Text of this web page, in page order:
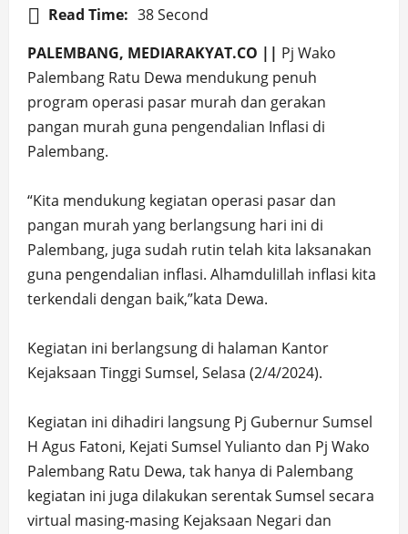
Read Time: 38 Second
PALEMBANG, MEDIARAKYAT.CO || Pj Wako
Palembang Ratu Dewa mendukung penuh
program operasi pasar murah dan gerakan
pangan murah guna pengendalian Inflasi di
Palembang.
“Kita mendukung kegiatan operasi pasar dan
pangan murah yang berlangsung hari ini di
Palembang, juga sudah rutin telah kita laksanakan
guna pengendalian inflasi. Alhamdulillah inflasi kita
terkendali dengan baik,”kata Dewa.
Kegiatan ini berlangsung di halaman Kantor
Kejaksaan Tinggi Sumsel, Selasa (2/4/2024).
Kegiatan ini dihadiri langsung Pj Gubernur Sumsel
H Agus Fatoni, Kejati Sumsel Yulianto dan Pj Wako
Palembang Ratu Dewa, tak hanya di Palembang
kegiatan ini juga dilakukan serentak Sumsel secara
virtual masing-masing Kejaksaan Negari dan